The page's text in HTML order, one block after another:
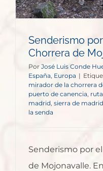
Senderismo
Chorrera de
Por José Luis Conde
España, Europa |
mirador de la chorrera
puerto de canencia
madrid sierra de madrid
la senda
Senderismo por
de Mojonavalle.